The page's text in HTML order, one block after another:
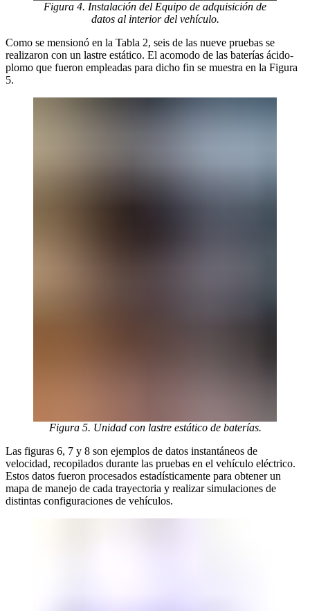
Figura 4. Instalación del Equipo de adquisición de
datos al interior del vehículo.
Como se mensionó en la Tabla 2, seis de las nueve pruebas se
realizaron con un lastre estático. El acomodo de las baterías ácido-
plomo que fueron empleadas para dicho fin se muestra en la Figura
5.
Figura 5. Unidad con lastre estático de baterías.
Las figuras 6, 7 y 8 son ejemplos de datos instantáneos de
velocidad, recopilados durante las pruebas en el vehículo eléctrico.
Estos datos fueron procesados estadísticamente para obtener un
mapa de manejo de cada trayectoria y realizar simulaciones de
distintas configuraciones de vehículos.